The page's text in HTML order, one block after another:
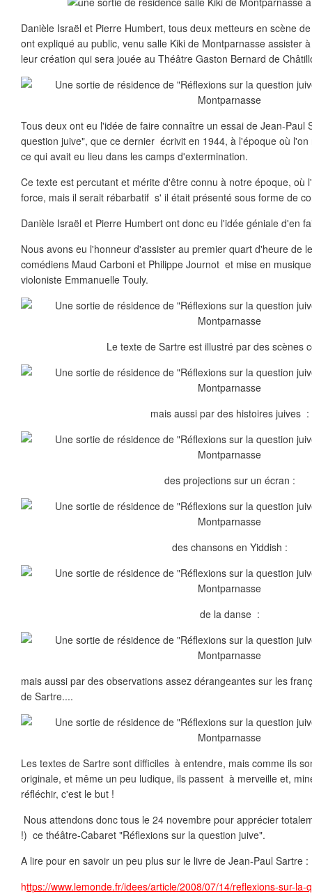
Danièle Israël et Pierre Humbert, tous deux metteurs en scène
ont expliqué au public, venu salle Kiki de Montparnasse assister
leur création qui sera jouée au Théâtre Gaston Bernard de
Tous deux ont eu l'idée de faire connaître un essai de Jean-Paul
question juive", que ce dernier écrivit en 1944, à l'époque où
ce qui avait eu lieu dans les camps d'extermination.
Ce texte est percutant et mérite d'être connu à notre époque, où
force, mais il serait rébarbatif s' il était présenté sous forme de
Danièle Israël et Pierre Humbert ont donc eu l'idée géniale d'en
Nous avons eu l'honneur d'assister au premier quart d'heure de
comédiens Maud Carboni et Philippe Journot et mise en
violoniste Emmanuelle Touly.
Le texte de Sartre est illustré par des scènes
mais aussi par des histoires juives :
des projections sur un écran :
des chansons en Yiddish :
de la danse :
mais aussi par des observations assez dérangeantes sur les
de Sartre....
Les textes de Sartre sont difficiles à entendre, mais comme ils
originale, et même un peu ludique, ils passent à merveille et,
réfléchir, c'est le but !
Nous attendons donc tous le 24 novembre pour apprécier
!) ce théâtre-Cabaret "Réflexions sur la question juive".
A lire pour en savoir un peu plus sur le livre de Jean-Paul Sartre :
https://www.lemonde.fr/idees/article/2008/07/14/reflexions-sur-la-